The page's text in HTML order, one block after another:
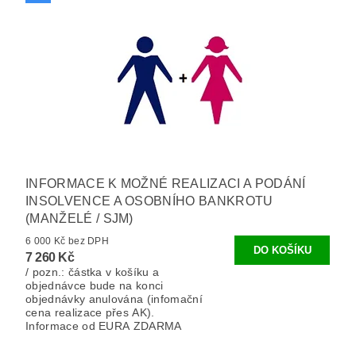
INFORMACE K MOŽNÉ REALIZACI A PODÁNÍ
INSOLVENCE A OSOBNÍHO BANKROTU
(MANŽELÉ / SJM)
6 000 Kč bez DPH
7 260 Kč
/ pozn.: částka v košíku a
objednávce bude na konci
objednávky anulována (infomační
cena realizace přes AK).
Informace od EURA ZDARMA